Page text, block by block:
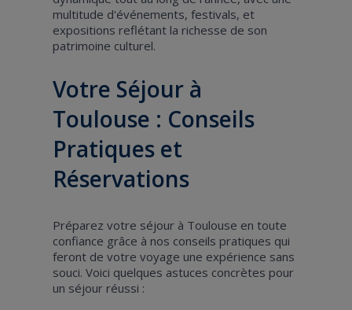
multitude d'événements, festivals, et
expositions reflétant la richesse de son
patrimoine culturel.
Votre Séjour à
Toulouse : Conseils
Pratiques et
Réservations
Préparez votre séjour à Toulouse en toute
confiance grâce à nos conseils pratiques qui
feront de votre voyage une expérience sans
souci. Voici quelques astuces concrètes pour
un séjour réussi :